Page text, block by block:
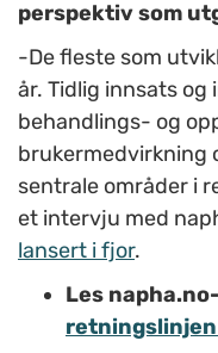
perspektiv som
-De fleste som
år. Tidlig innsats
behandlings- og
brukermedvirkning
sentrale områder i
et intervju med
lansert i fjor.
Les